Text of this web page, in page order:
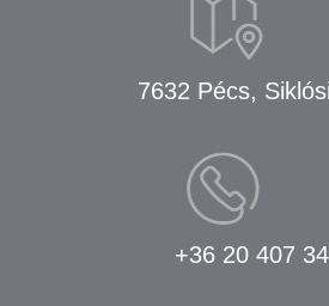
7632 Pécs,
+36 20 407